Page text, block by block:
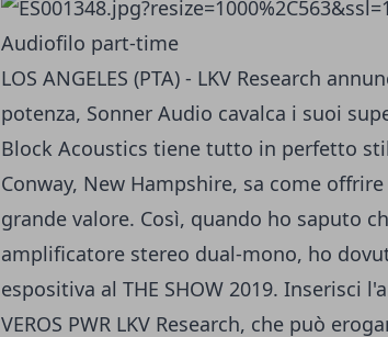
Audiofilo part-time
LOS ANGELES (PTA) - LKV Research
potenza, Sonner Audio cavalca i suoi
Block Acoustics tiene tutto in perfetto
Conway, New Hampshire, sa come
grande valore. Così, quando ho saputo
amplificatore stereo dual-mono, ho
espositiva al THE SHOW 2019. Inserisci
VEROS PWR LKV Research, che può